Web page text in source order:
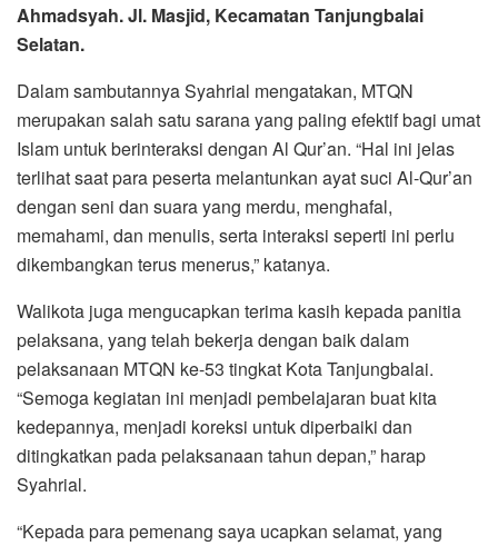
Ahmadsyah. Jl. Masjid, Kecamatan Tanjungbalai
Selatan.
Dalam sambutannya Syahrial mengatakan, MTQN
merupakan salah satu sarana yang paling efektif bagi umat
Islam untuk berinteraksi dengan Al Qur’an. “Hal ini jelas
terlihat saat para peserta melantunkan ayat suci Al-Qur’an
dengan seni dan suara yang merdu, menghafal,
memahami, dan menulis, serta interaksi seperti ini perlu
dikembangkan terus menerus,” katanya.
Walikota juga mengucapkan terima kasih kepada panitia
pelaksana, yang telah bekerja dengan baik dalam
pelaksanaan MTQN ke-53 tingkat Kota Tanjungbalai.
“Semoga kegiatan ini menjadi pembelajaran buat kita
kedepannya, menjadi koreksi untuk diperbaiki dan
ditingkatkan pada pelaksanaan tahun depan,” harap
Syahrial.
“Kepada para pemenang saya ucapkan selamat, yang